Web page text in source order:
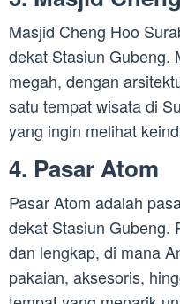
Masjid Cheng Hoo
dekat Stasiun Gubeng.
megah, dengan
satu tempat wisata di
yang ingin melihat
4. Pasar Atom
Pasar Atom adalah
dekat Stasiun Gubeng.
dan lengkap, di mana
pakaian, aksesoris,